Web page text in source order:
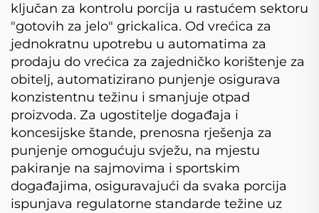
ključan za kontrolu porcija u rastućem sektoru
"gotovih za jelo" grickalica. Od vrećica za
jednokratnu upotrebu u automatima za
prodaju do vrećica za zajedničko korištenje za
obitelj, automatizirano punjenje osigurava
konzistentnu težinu i smanjuje otpad
proizvoda. Za ugostitelje događaja i
koncesijske štande, prenosna rješenja za
punjenje omogućuju svježu, na mjestu
pakiranje na sajmovima i sportskim
događajima, osiguravajući da svaka porcija
ispunjava regulatorne standarde težine uz